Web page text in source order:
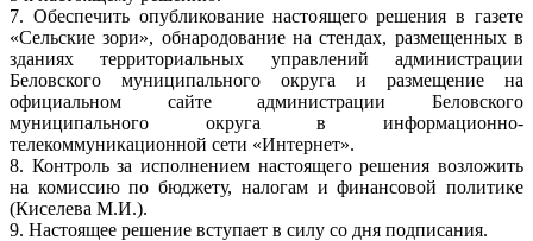
7. Обеспечить опубликование настоящего решения в газете
«Сельские зори», обнародование на стендах, размещенных в
зданиях территориальных управлений администрации
Беловского муниципального округа и размещение на
официальном сайте администрации Беловского
муниципального округа в информационно-
телекоммуникационной сети «Интернет».
8. Контроль за исполнением настоящего решения возложить
на комиссию по бюджету, налогам и финансовой политике
(Киселева М.И.).
9. Настоящее решение вступает в силу со дня подписания.